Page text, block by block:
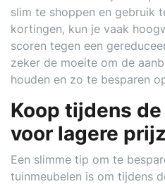
slim te shoppen en gebruik
kortingen, kun je vaak
scoren tegen een
zeker de moeite om de
houden en zo te besparen
Koop tijdens
voor lagere
Een slimme tip om te
tuinmeubelen is om tijdens